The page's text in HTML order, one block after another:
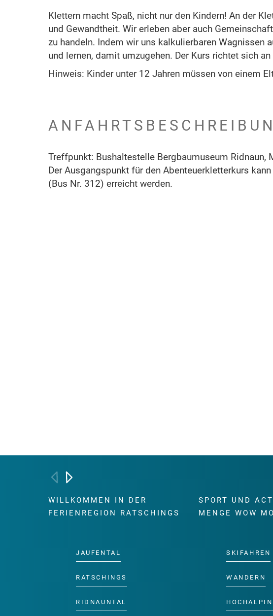
Klettern macht Spaß, nicht nur den Kindern! An der
und Gewandtheit. Wir erleben aber auch
zu handeln. Indem wir uns kalkulierbaren Wagnissen
und lernen, damit umzugehen. Der Kurs richtet sich
Hinweis: Kinder unter 12 Jahren müssen von einem
Treffpunkt: Bushaltestelle Bergbaumuseum Ridnaun,
Der Ausgangspunkt für den Abenteuerkletterkurs
(Bus Nr. 312) erreicht werden.
WILLKOMMEN IN DER
FERIENREGION RATSCHINGS
JAUFENTAL
RATSCHINGS
RIDNAUNTAL
SPORT UND
MENGE WOW
SKIFAHREN
WANDERN